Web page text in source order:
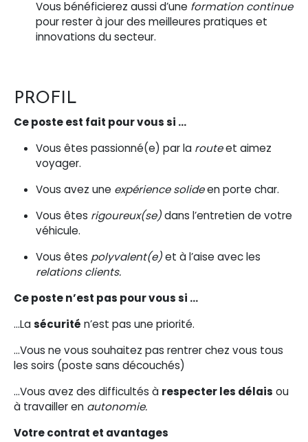
Vous bénéficierez aussi d’une formation continue
pour rester à jour des meilleures pratiques et
innovations du secteur.
PROFIL
Ce poste est fait pour vous si …
Vous êtes passionné(e) par la routeet aimez
voyager.
Vous avez une expérience solideen porte char.
Vous êtes rigoureux(se)dans l’entretien de votre
véhicule.
Vous êtes polyvalent(e)et à l’aise avec les
relations clients.
Ce poste n’est pas pour vous si …
…Lasécurité n’est pas une priorité.
…Vous ne vous souhaitez pas rentrer chez vous tous
les soirs (poste sans découchés)
…Vous avez des difficultés à respecter les délais ou
à travailler en autonomie.
Votre contrat et avantages